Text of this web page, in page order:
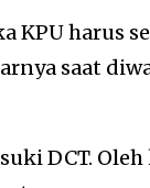
KPU harus
saat
DCT.